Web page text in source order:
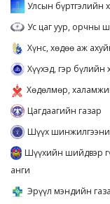
Улсын бүртгэлийн
Ус цаг уур, орчны
Хүнс, хөдөө аж
Хүүхэд, гэр бүлийн
Хөдөлмөр,
Цагдаагийн газар
Шүүх
Шүүхийн шийдвэр
анги
Эрүүл мэндийн